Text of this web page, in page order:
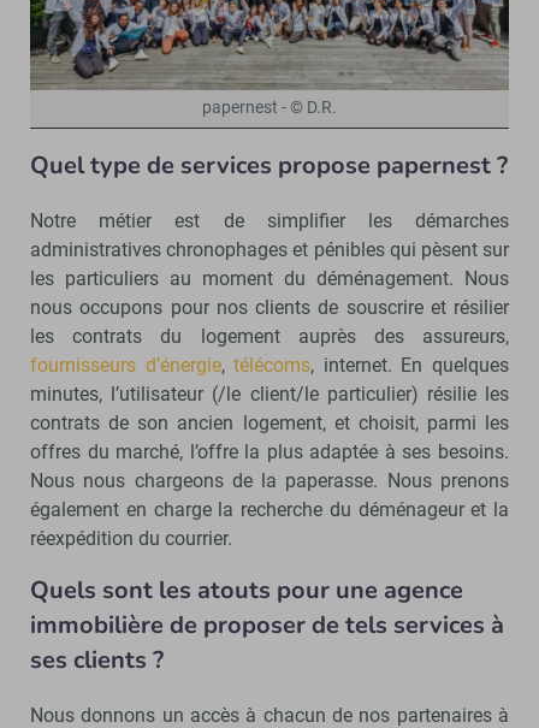
papernest - © D.R.
Quel type de services propose papernest ?
Notre métier est de simplifier les démarches
administratives chronophages et pénibles qui pèsent sur
les particuliers au moment du déménagement. Nous
nous occupons pour nos clients de souscrire et résilier
les contrats du logement auprès des assureurs,
fournisseurs d’énergie,télécoms, internet. En quelques
minutes, l’utilisateur (/le client/le particulier) résilie les
contrats de son ancien logement, et choisit, parmi les
offres du marché, l’offre la plus adaptée à ses besoins.
Nous nous chargeons de la paperasse. Nous prenons
également en charge la recherche du déménageur et la
réexpédition du courrier.
Quels sont les atouts pour une agence
immobilière de proposer de tels services à
ses clients ?
Nous donnons un accès à chacun de nos partenaires à